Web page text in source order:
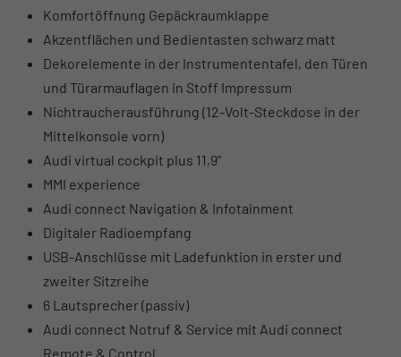
Komfortöffnung Gepäckraumklappe
Akzentflächen und Bedientasten schwarz matt
Dekorelemente in der Instrumententafel, den Türen
und Türarmauflagen in Stoff Impressum
Nichtraucherausführung (12-Volt-Steckdose in der
Mittelkonsole vorn)
Audi virtual cockpit plus 11,9"
MMI experience
Audi connect Navigation & Infotainment
Digitaler Radioempfang
USB-Anschlüsse mit Ladefunktion in erster und
zweiter Sitzreihe
6 Lautsprecher (passiv)
Audi connect Notruf & Service mit Audi connect
Remote & Control